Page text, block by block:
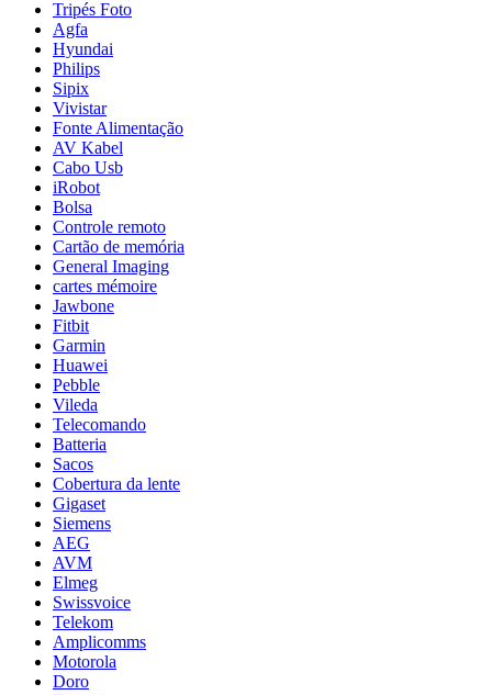
Tripés Foto
Agfa
Hyundai
Philips
Sipix
Vivistar
Fonte Alimentação
AV Kabel
Cabo Usb
iRobot
Bolsa
Controle remoto
Cartão de memória
General Imaging
cartes mémoire
Jawbone
Fitbit
Garmin
Huawei
Pebble
Vileda
Telecomando
Batteria
Sacos
Cobertura da lente
Gigaset
Siemens
AEG
AVM
Elmeg
Swissvoice
Telekom
Amplicomms
Motorola
Doro